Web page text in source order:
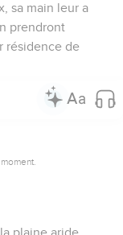
sa main leur a
prendront
résidence de
plaine aride